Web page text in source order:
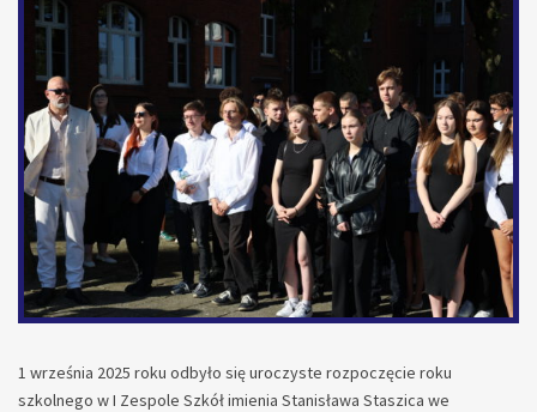
1 września 2025 roku odbyło się uroczyste rozpoczęcie roku
szkolnego w I Zespole Szkół imienia Stanisława Staszica we